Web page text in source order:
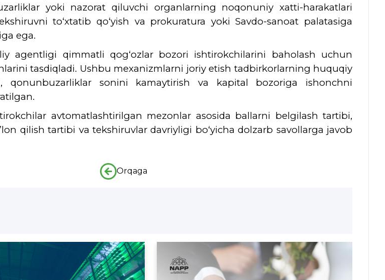
yoki nazorat qiluvchi organlarning noqonuniy xatti-harakatlari
to‘xtatib qo‘yish va prokuratura yoki Savdo-sanoat palatasiga
ega.
agentligi qimmatli qog‘ozlar bozori ishtirokchilarini baholash uchun
tasdiqladi. Ushbu mexanizmlarni joriy etish tadbirkorlarning huquqiy
qonunbuzarliklar sonini kamaytirish va kapital bozoriga ishonchni
avtomatlashtirilgan mezonlar asosida ballarni belgilash tartibi,
qilish tartibi va tekshiruvlar davriyligi bo‘yicha dolzarb savollarga javob
Orqaga